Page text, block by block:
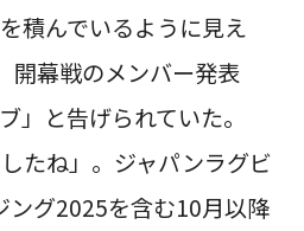
積んでいるように見え
開幕戦のメンバー発表
」と告げられていた。
たね」。ジャパンラグビ
ング2025を含む10月以降